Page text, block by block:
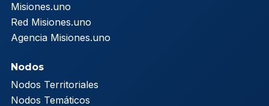
Misiones.uno
Red Misiones.uno
Agencia Misiones.uno
Nodos
Nodos Territoriales
Nodos Temáticos